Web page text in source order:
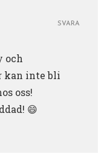
och
kan inte bli
oss!
😄
SVARA